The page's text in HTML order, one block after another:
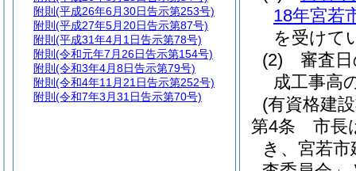
18年宮若
を受けて
(2)
審査
成工事高
(有資格建
第4条
市長
き、宮若
附則 (平成26年6月30日告示第253号)
附則 (平成27年5月20日告示第87号)
附則 (平成31年4月1日告示第78号)
附則 (令和元年7月26日告示第154号)
附則 (令和3年4月8日告示第79号)
附則 (令和4年11月21日告示第252号)
附則 (令和7年3月31日告示第70号)